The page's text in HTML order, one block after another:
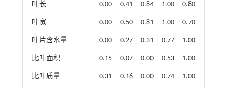
叶长 0.00 0.41 0.84 1.00 0.80
叶宽 0.00 0.50 0.81 1.00 0.70
叶片含水量 0.00 0.27 0.31 0.77 1.00
比叶面积 0.15 0.07 0.00 0.53 1.00
比叶质量 0.31 0.16 0.00 0.74 1.00